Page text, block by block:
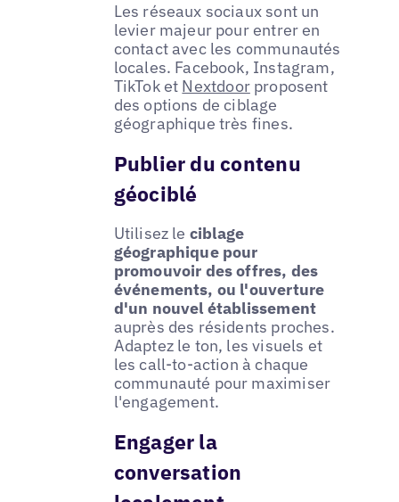
Les réseaux sociaux sont un
levier majeur pour entrer en
contact avec les communautés
locales. Facebook, Instagram,
TikTok et Nextdoorproposent
des options de ciblage
géographique très fines.
Publier du contenu
géociblé
Utilisez le ciblage
géographique pour
promouvoir des offres, des
événements, ou l'ouverture
d'un nouvel établissement
auprès des résidents proches.
Adaptez le ton, les visuels et
les call-to-action à chaque
communauté pour maximiser
l'engagement.
Engager la
conversation